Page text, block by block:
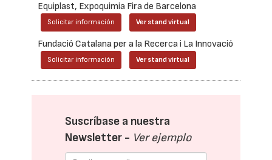
Equiplast, Expoquimia Fira de Barcelona
Solicitar información Ver stand virtual
Fundació Catalana per a la Recerca i La Innovació
Solicitar información Ver stand virtual
Suscríbase a nuestra
Newsletter - Ver ejemplo